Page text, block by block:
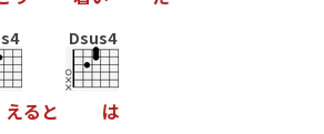
える と
Dsus4
は